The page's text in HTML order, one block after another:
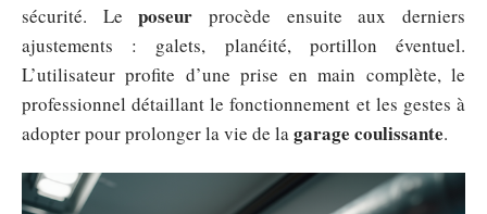
sécurité. Leposeur procède ensuite aux derniers
ajustements : galets, planéité, portillon éventuel.
L’utilisateur profite d’une prise en main complète, le
professionnel détaillant le fonctionnement et les gestes à
adopter pour prolonger la vie de lagarage coulissante.